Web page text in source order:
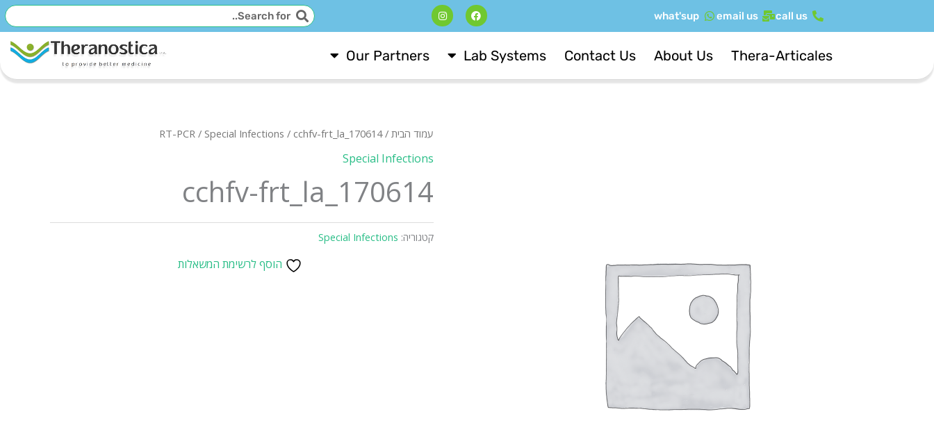
לתוכן
call us
email us
what'sup
F
a
c
o
k
I
n
s
a
m
חיפושחיפוש
Thera-Articales
About Us
Contact Us
Lab Systems
Our Partners
עמוד הבית /
RT-PCR / Special Infections / cchfv-frt_la_170614
Special Infections
cchfv-frt_la_170614
קטגוריה: Special Infections
הוסף לרשימת המשאלות